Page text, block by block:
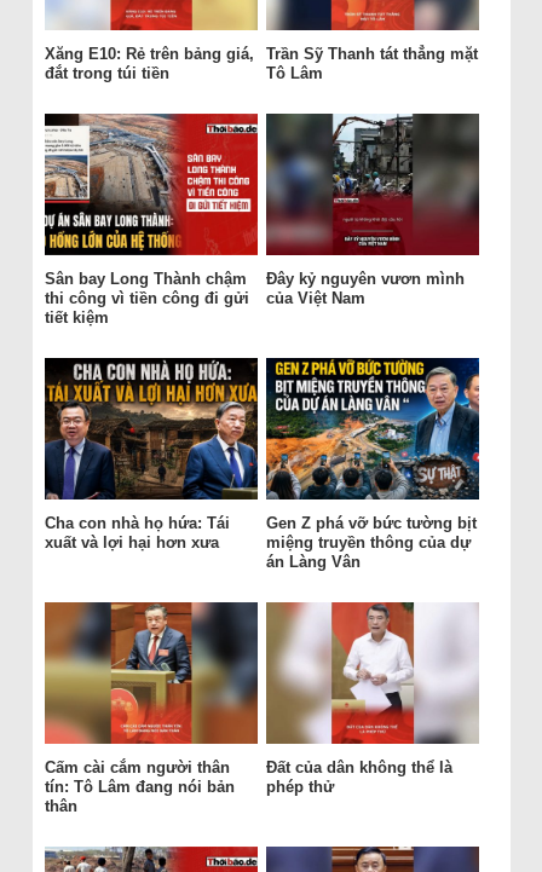
Xăng E10: Rẻ trên bảng giá,
đắt trong túi tiền
Trần Sỹ Thanh tát thẳng mặt
Tô Lâm
Sân bay Long Thành chậm
thi công vì tiền công đi gửi
tiết kiệm
Đây kỷ nguyên vươn mình
của Việt Nam
Cha con nhà họ hứa: Tái
xuất và lợi hại hơn xưa
Gen Z phá vỡ bức tường bịt
miệng truyền thông của dự
án Làng Vân
Cấm cài cắm người thân
tín: Tô Lâm đang nói bản
thân
Đất của dân không thể là
phép thử